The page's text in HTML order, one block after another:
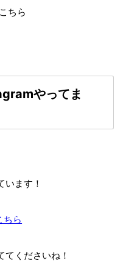
ちら
やってま
います！
ちら
くださいね！